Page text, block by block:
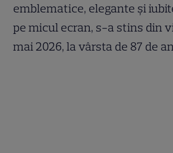
emblematice, elegante și
pe micul ecran, s-a stins din
mai 2026, la vârsta de 87 de